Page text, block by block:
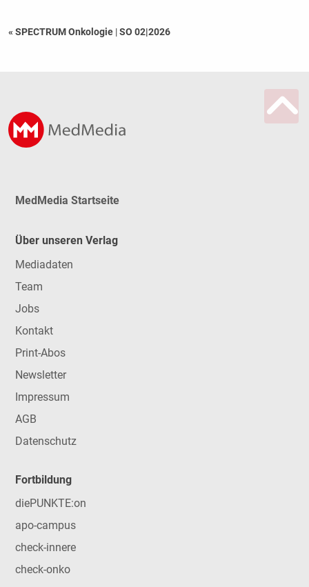
« SPECTRUM Onkologie |SO 02|2026
MedMedia Startseite
Über unseren Verlag
Mediadaten
Team
Jobs
Kontakt
Print-Abos
Newsletter
Impressum
AGB
Datenschutz
Fortbildung
diePUNKTE:on
apo-campus
check-innere
check-onko